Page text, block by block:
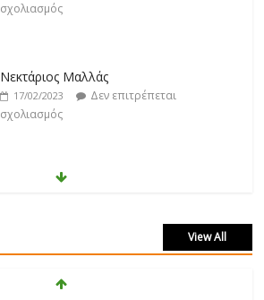
σχολιασμός
George P. Lemos feat. Ασπασία Λαιμού
17/02/2023
Δεν επιτρέπεται
σχολιασμός
Μάριος Δαρβίρας
View All